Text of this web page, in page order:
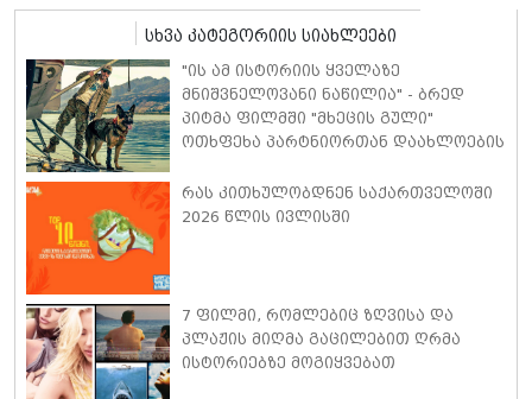
სხვა კატეგორიის სიახლეები
"ის ამ ისტორიის ყველაზე
მნიშვნელოვანი ნაწილია" - ბრედ
პიტმა ფილმში "მხეცის გული"
ოთხფეხა პარტნიორთან დაახლოების
ისაუბრა
რას კითხულობდნენ საქართველოში
2026 წლის ივლისში
7 ფილმი, რომლებიც ზღვისა და
პლაჟის მიღმა გაცილებით ღრმა
ისტორიებზე მოგიყვებათ